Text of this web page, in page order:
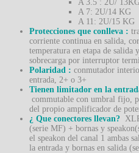
A 3.5 : 2U/
A 7: 2U/14 KG
A 11: 2U/15 KG
Protecciones que conlleva :
corriente continua en salida,
temperatura en etapa de salida
sobrecarga por interruptor
Polaridad : conmutador
entrada, 2+ o 3+
Tienen limitador en la
commutable con umbral fijo,
del propio amplificador de
¿ Que conectores llevan?
(serie MF) + bornas y
el speakon del canal 1 ambas
la entrada y bornas en salida